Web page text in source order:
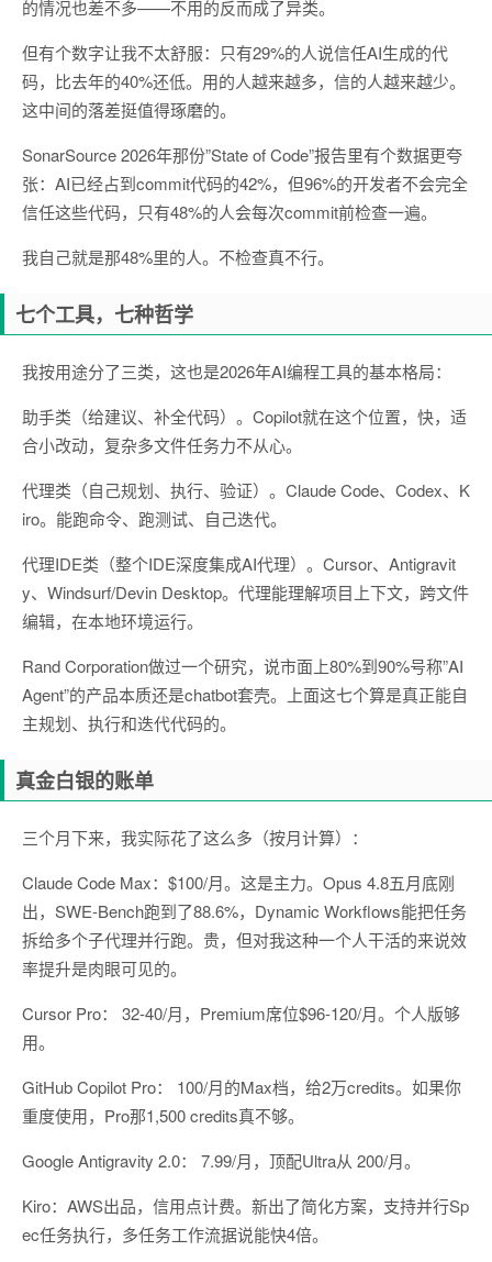
的情况也差不多——不用的反而成了异类。
但有个数字让我不太舒服：只有29%的人说信任AI生成的代
码，比去年的40%还低。用的人越来越多，信的人越来越少。
这中间的落差挺值得琢磨的。
SonarSource 2026年那份”State of Code”报告里有个数据更夸
张：AI已经占到commit代码的42%，但96%的开发者不会完全
信任这些代码，只有48%的人会每次commit前检查一遍。
我自己就是那48%里的人。不检查真不行。
七个工具，七种哲学
我按用途分了三类，这也是2026年AI编程工具的基本格局：
助手类（给建议、补全代码）。Copilot就在这个位置，快，适
合小改动，复杂多文件任务力不从心。
代理类（自己规划、执行、验证）。Claude Code、Codex、K
iro。能跑命令、跑测试、自己迭代。
代理IDE类（整个IDE深度集成AI代理）。Cursor、Antigravit
y、Windsurf/Devin Desktop。代理能理解项目上下文，跨文件
编辑，在本地环境运行。
Rand Corporation做过一个研究，说市面上80%到90%号称”AI
Agent”的产品本质还是chatbot套壳。上面这七个算是真正能自
主规划、执行和迭代代码的。
真金白银的账单
三个月下来，我实际花了这么多（按月计算）：
Claude Code Max：$100/月。这是主力。Opus 4.8五月底刚
出，SWE-Bench跑到了88.6%，Dynamic Workflows能把任务
拆给多个子代理并行跑。贵，但对我这种一个人干活的来说效
率提升是肉眼可见的。
Cursor Pro： 32-40/月，Premium席位$96-120/月。个人版够
用。
GitHub Copilot Pro： 100/月的Max档，给2万credits。如果你
重度使用，Pro那1,500 credits真不够。
Google Antigravity 2.0： 7.99/月，顶配Ultra从 200/月。
Kiro：AWS出品，信用点计费。新出了简化方案，支持并行Sp
ec任务执行，多任务工作流据说能快4倍。